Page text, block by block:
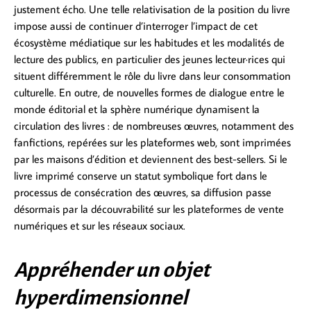
justement écho. Une telle relativisation de la position du livre
impose aussi de continuer d’interroger l’impact de cet
écosystème médiatique sur les habitudes et les modalités de
lecture des publics, en particulier des jeunes lecteur·rices qui
situent différemment le rôle du livre dans leur consommation
culturelle. En outre, de nouvelles formes de dialogue entre le
monde éditorial et la sphère numérique dynamisent la
circulation des livres : de nombreuses œuvres, notamment des
fanfictions, repérées sur les plateformes web, sont imprimées
par les maisons d’édition et deviennent des best-sellers. Si le
livre imprimé conserve un statut symbolique fort dans le
processus de consécration des œuvres, sa diffusion passe
désormais par la découvrabilité sur les plateformes de vente
numériques et sur les réseaux sociaux.
Appréhender un objet
hyperdimensionnel